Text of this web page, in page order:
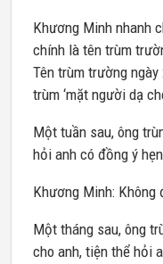
Khương Minh nhanh
chính là tên trùm
Tên trùm trường
trùm ‘mặt người dạ
Một tuần sau, ông
hỏi anh có đồng ý
Khương Minh: Không
Một tháng sau, ông
cho anh, tiện thể hỏi